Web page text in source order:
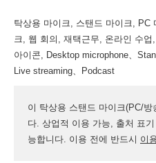
탁상용 마이크, 스탠드 마이크, PC
크, 웹 회의, 재택근무, 온라인 수
아이콘, Desktop microphone、
Live streaming、Podcast
이 탁상용 스탠드 마이크(PC/
다. 상업적 이용 가능, 출처 표
능합니다. 이용 전에 반드시 이